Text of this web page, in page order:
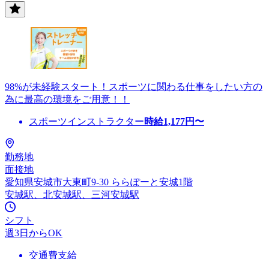
98%が未経験スタート！スポーツに関わる仕事をしたい方の
為に最高の環境をご用意！！
スポーツインストラクター時給1,177円〜
勤務地
面接地
愛知県安城市大東町9-30 ららぽーと安城1階
安城駅、北安城駅、三河安城駅
シフト
週3日からOK
交通費支給